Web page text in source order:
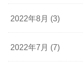
2022年8月 (3)
2022年7月 (7)